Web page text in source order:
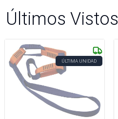
Últimos Vistos
ÚLTIMA UNIDAD